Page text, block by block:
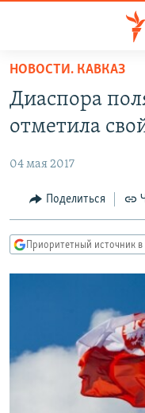
упрощенного
доступа
основному
Вернутся
главной
навигации
Вернутся
ПОДКАСТЫ
ЦИТАТЫ СВОБОДЫ
МНЕНИЯ
IDEL.РЕАЛИИ
СЕВЕР.РЕАЛИИ
СИБИРЬ.РЕАЛИИ
РАСПИСАНИЕ
ПОДПИШИТЕСЬ НА
НОВОСТИ. КАВКАЗ
Диаспора
отметила
04 мая 2017
Поделиться
Приоритетный источник в